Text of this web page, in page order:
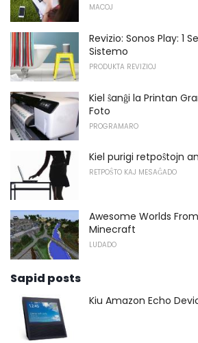
MACOJ
Revizio: Sonos Play: 1
Sistemo
PRODUKTA REVIZIOJ
Kiel ŝanĝi la Printan
Foto
PROGRAMARO
Kiel purigi retpoŝtojn
RETPOŜTO KAJ MESAĜADO
Awesome Worlds
Minecraft
LUDADO
Sapid posts
Kiu Amazon Echo